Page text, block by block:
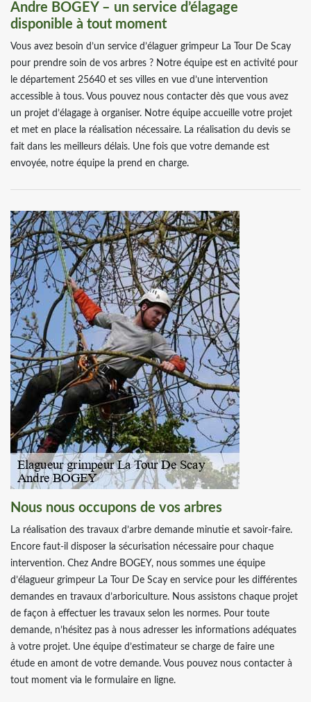
Andre BOGEY – un service d’élagage
disponible à tout moment
Vous avez besoin d’un service d’élaguer grimpeur La Tour De Scay
pour prendre soin de vos arbres ? Notre équipe est en activité pour
le département 25640 et ses villes en vue d’une intervention
accessible à tous. Vous pouvez nous contacter dès que vous avez
un projet d’élagage à organiser. Notre équipe accueille votre projet
et met en place la réalisation nécessaire. La réalisation du devis se
fait dans les meilleurs délais. Une fois que votre demande est
envoyée, notre équipe la prend en charge.
Nous nous occupons de vos arbres
La réalisation des travaux d’arbre demande minutie et savoir-faire.
Encore faut-il disposer la sécurisation nécessaire pour chaque
intervention. Chez Andre BOGEY, nous sommes une équipe
d’élagueur grimpeur La Tour De Scay en service pour les différentes
demandes en travaux d’arboriculture. Nous assistons chaque projet
de façon à effectuer les travaux selon les normes. Pour toute
demande, n’hésitez pas à nous adresser les informations adéquates
à votre projet. Une équipe d’estimateur se charge de faire une
étude en amont de votre demande. Vous pouvez nous contacter à
tout moment via le formulaire en ligne.